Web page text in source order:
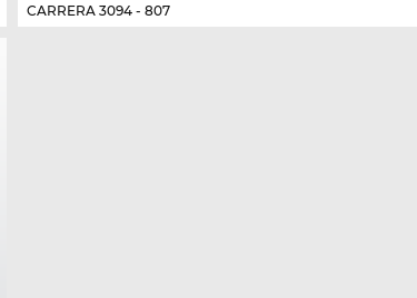
CARRERA 3094 - 807